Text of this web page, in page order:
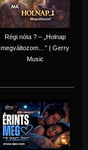
Régi nóta ? – „Holnap
megváltozom…” | Gerry
Music